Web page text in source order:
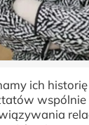
ich